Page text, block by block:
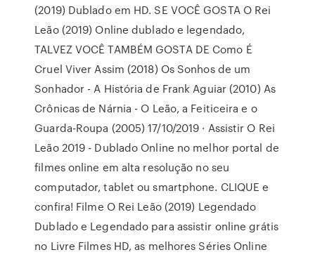
(2019) Dublado em HD. SE VOCÊ GOSTA O Rei
Leão (2019) Online dublado e legendado,
TALVEZ VOCÊ TAMBÉM GOSTA DE Como É
Cruel Viver Assim (2018) Os Sonhos de um
Sonhador - A História de Frank Aguiar (2010) As
Crônicas de Nárnia - O Leão, a Feiticeira e o
Guarda-Roupa (2005) 17/10/2019 · Assistir O Rei
Leão 2019 - Dublado Online no melhor portal de
filmes online em alta resolução no seu
computador, tablet ou smartphone. CLIQUE e
confira! Filme O Rei Leão (2019) Legendado
Dublado e Legendado para assistir online grátis
no Livre Filmes HD, as melhores Séries Online